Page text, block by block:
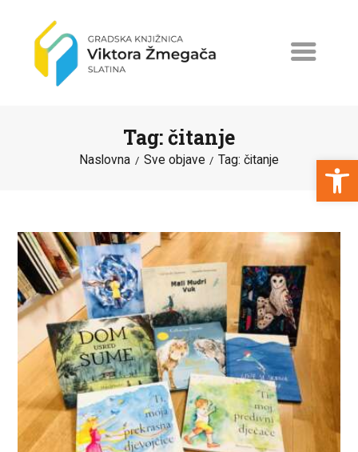
Open toolbar
Tag: čitanje
Naslovna Sve objave Tag: čitanje
NOVOSTI
ERASMUS+
PROGRAMI I PROJEKTI
KATALOG
O KNJIŽNICI
ZA KORISNIKE
ODJELI
DOKUMENTI